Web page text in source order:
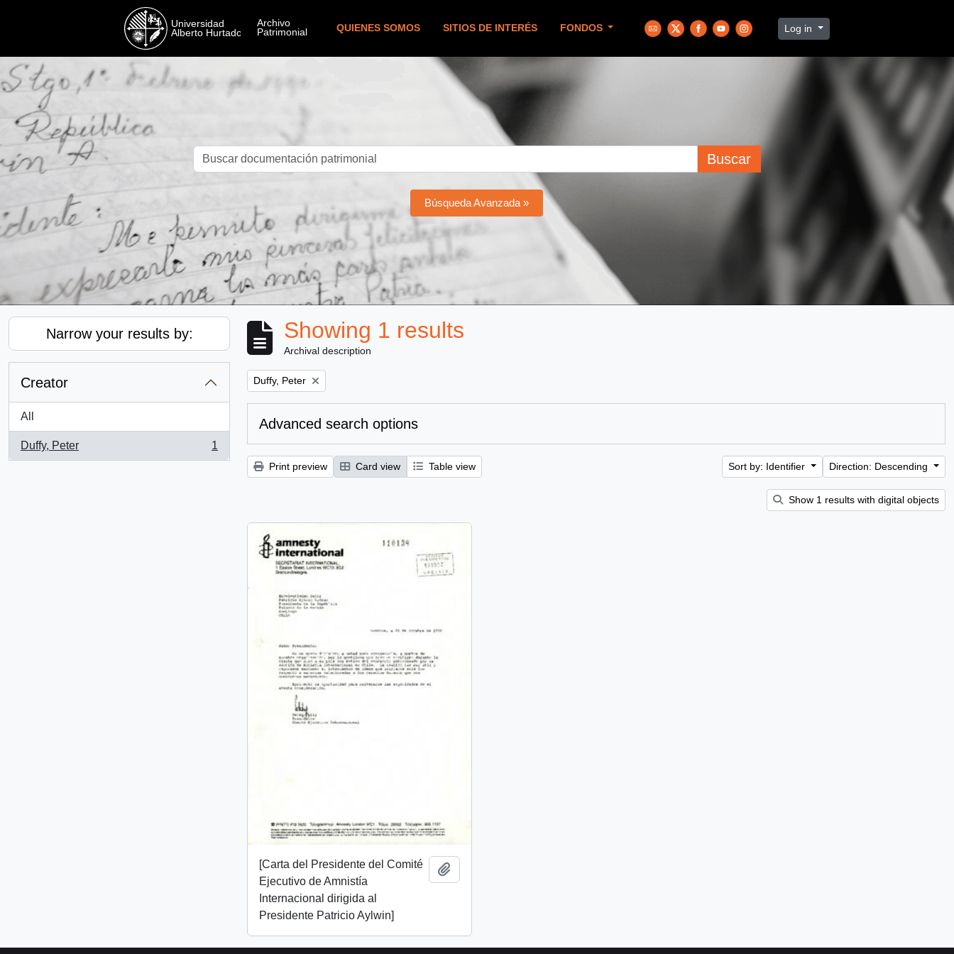
QUIENES SOMOS SITIOS DE INTERÉS FONDOS Log in
Buscar
Búsqueda Avanzada »
Narrow your results by:
Creator
All
Duffy, Peter
, 1 results
1
Showing 1 results
Archival description
Remove filter:
Duffy, Peter
Advanced search options
Print preview Card view Table view Sort by: Identifier Direction: Descending
Show 1 results with digital objects
[Carta del Presidente del Comité
Ejecutivo de Amnistía
Internacional dirigida al
Presidente Patricio Aylwin]